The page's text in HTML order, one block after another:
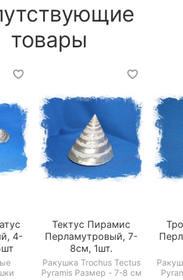
товары
4-
Тектус Пирамис
Перламутровый, 7-
8см, 1шт.
Ракушка Trochus Tectus
Pyramis Размер - 7-8 см